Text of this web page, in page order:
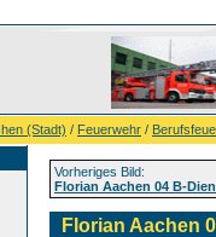
(Stadt) / Feuerwehr /
Vorheriges Bild:
Florian Aachen 04 B-
Florian Aachen